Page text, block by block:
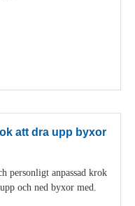
att dra upp byxor
personligt anpassad krok
och ned byxor med.